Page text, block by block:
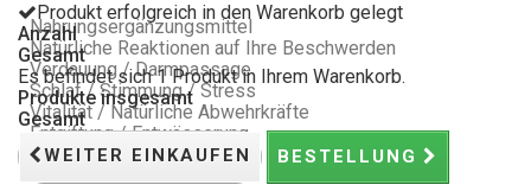
Produkt erfolgreich in den Warenkorb gelegt
Anzahl
Gesamt
Es befindet sich 1 Produkt in Ihrem Warenkorb.
Produkte insgesamt
Gesamt
WEITER EINKAUFEN BESTELLUNG
Nahrungsergänzungsmittel
Natürliche Reaktionen auf Ihre Beschwerden
Verdauung / Darmpassage
Schlaf / Stimmung / Stress
Vitalität / Natürliche Abwehrkräfte
Entgiftung / Entwässerung
Schlankheitskur